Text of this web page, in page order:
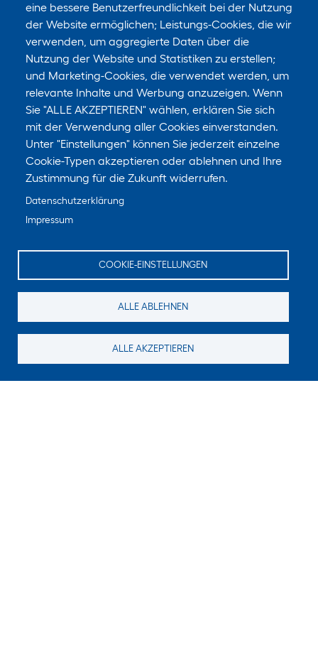
eine bessere Benutzerfreundlichkeit bei der Nutzung
der Website ermöglichen; Leistungs-Cookies, die wir
verwenden, um aggregierte Daten über die
Nutzung der Website und Statistiken zu erstellen;
und Marketing-Cookies, die verwendet werden, um
relevante Inhalte und Werbung anzuzeigen. Wenn
Sie "ALLE AKZEPTIEREN" wählen, erklären Sie sich
mit der Verwendung aller Cookies einverstanden.
Unter "Einstellungen" können Sie jederzeit einzelne
Cookie-Typen akzeptieren oder ablehnen und Ihre
Zustimmung für die Zukunft widerrufen.
Datenschutzerklärung
Impressum
COOKIE-EINSTELLUNGEN
ALLE ABLEHNEN
ALLE AKZEPTIEREN